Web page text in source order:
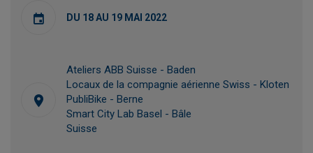
DU 18 AU 19 MAI 2022
Ateliers ABB Suisse - Baden
Locaux de la compagnie aérienne Swiss - Kloten
PubliBike - Berne
Smart City Lab Basel - Bâle
Suisse